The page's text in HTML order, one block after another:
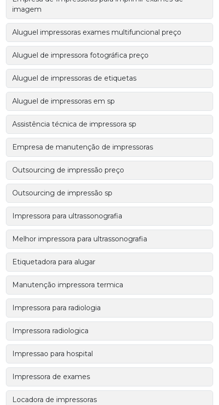
imagem
Aluguel impressoras exames multifuncional preço
Aluguel de impressora fotográfica preço
Aluguel de impressoras de etiquetas
Aluguel de impressoras em sp
Assistência técnica de impressora sp
Empresa de manutenção de impressoras
Outsourcing de impressão preço
Outsourcing de impressão sp
Impressora para ultrassonografia
Melhor impressora para ultrassonografia
Etiquetadora para alugar
Manutenção impressora termica
Impressora para radiologia
Impressora radiologica
Impressao para hospital
Impressora de exames
Locadora de impressoras